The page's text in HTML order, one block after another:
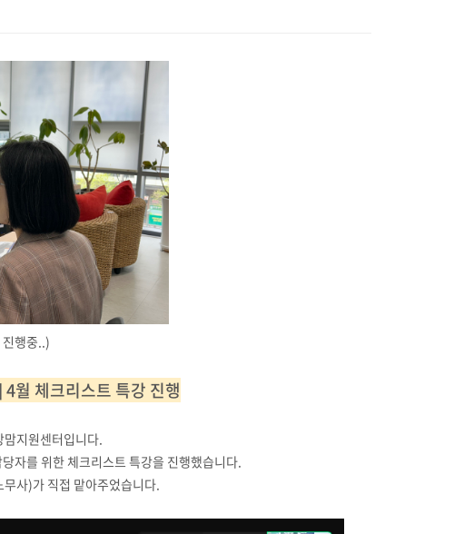
행중..)
월 체크리스트 특강 진행
지원센터입니다.
자를 위한 체크리스트 특강을 진행했습니다.
사)가 직접 맡아주었습니다.